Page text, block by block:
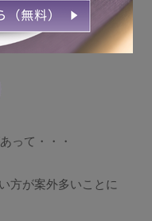
って・・・
方が案外多いことに